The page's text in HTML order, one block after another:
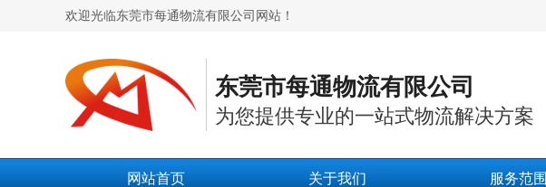
欢迎光临东莞市每通物流有限公司网站！
东莞市每通物流有限公司
为您提供专业的一站式物流解决方案
网站首页 关于我们 服务范围